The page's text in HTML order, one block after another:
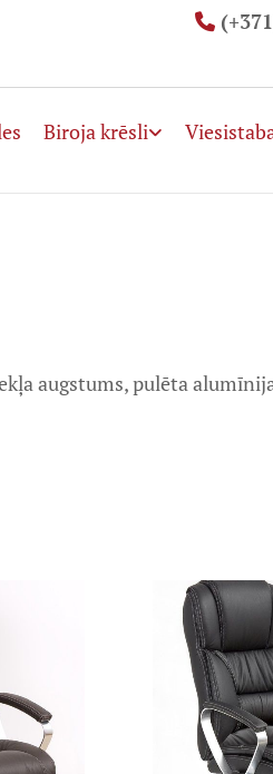

Biroja krēsli
augstums, pulēta